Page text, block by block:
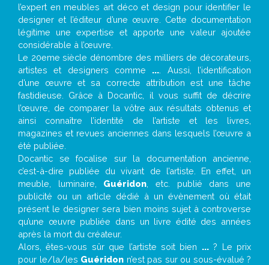
l’expert en meubles art déco et design pour identifier le
designer et l’éditeur d’une œuvre. Cette documentation
légitime une expertise et apporte une valeur ajoutée
considérable à l’œuvre.
Le 20eme siècle dénombre des milliers de décorateurs,
artistes et designers comme ... . Aussi, l’identification
d’une œuvre et sa correcte attribution est une tâche
fastidieuse. Grâce à Docantic, il vous suffit de décrire
l’œuvre, de comparer la vôtre aux résultats obtenus et
ainsi connaître l’identité de l’artiste et les livres,
magazines et revues anciennes dans lesquels l’œuvre a
été publiée.
Docantic se focalise sur la documentation ancienne,
c’est-à-dire publiée du vivant de l’artiste. En effet, un
meuble, luminaire, Guéridon , etc. publié dans une
publicité ou un article dédié à un évènement où était
présent le designer sera bien moins sujet à controverse
qu’une œuvre publiée dans un livre édité des années
après la mort du créateur.
Alors, êtes-vous sûr que l’artiste soit bien ...? Le prix
pour le/la/les Guéridon n’est pas sur ou sous-évalué ?